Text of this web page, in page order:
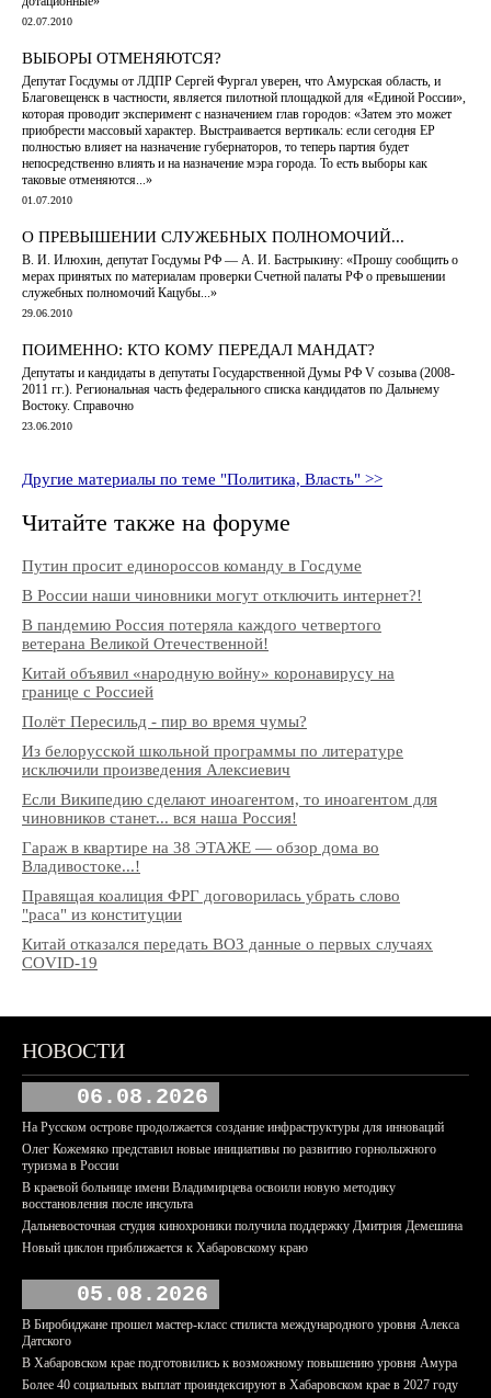
02.07.2010
ВЫБОРЫ ОТМЕНЯЮТСЯ?
Депутат Госдумы от ЛДПР Сергей Фургал уверен, что Амурская область, и
Благовещенск в частности, является пилотной площадкой для «Единой России»,
которая проводит эксперимент с назначением глав городов: «Затем это может
приобрести массовый характер. Выстраивается вертикаль: если сегодня ЕР
полностью влияет на назначение губернаторов, то теперь партия будет
непосредственно влиять и на назначение мэра города. То есть выборы как
таковые отменяются...»
01.07.2010
О ПРЕВЫШЕНИИ СЛУЖЕБНЫХ ПОЛНОМОЧИЙ...
В. И. Илюхин, депутат Госдумы РФ — А. И. Бастрыкину: «Прошу сообщить о
мерах принятых по материалам проверки Счетной палаты РФ о превышении
служебных полномочий Кацубы...»
29.06.2010
ПОИМЕННО: КТО КОМУ ПЕРЕДАЛ МАНДАТ?
Депутаты и кандидаты в депутаты Государственной Думы РФ V созыва (2008-
2011 гг.). Региональная часть федерального списка кандидатов по Дальнему
Востоку. Справочно
23.06.2010
Другие материалы по теме "Политика, Власть" >>
Читайте также на форуме
Путин просит единороссов команду в Госдуме
В России наши чиновники могут отключить интернет?!
В пандемию Россия потеряла каждого четвертого
ветерана Великой Отечественной!
Китай объявил «народную войну» коронавирусу на
границе с Россией
Полёт Пересильд - пир во время чумы?
Из белорусской школьной программы по литературе
исключили произведения Алексиевич
Если Википедию сделают иноагентом, то иноагентом для
чиновников станет... вся наша Россия!
Гараж в квартире на 38 ЭТАЖЕ — обзор дома во
Владивостоке...!
Правящая коалиция ФРГ договорилась убрать слово
"раса" из конституции
Китай отказался передать ВОЗ данные о первых случаях
COVID-19
НОВОСТИ
06.08.2026
На Русском острове продолжается создание инфраструктуры для инноваций
Олег Кожемяко представил новые инициативы по развитию горнолыжного
туризма в России
В краевой больнице имени Владимирцева освоили новую методику
восстановления после инсульта
Дальневосточная студия кинохроники получила поддержку Дмитрия Демешина
Новый циклон приближается к Хабаровскому краю
05.08.2026
В Биробиджане прошел мастер-класс стилиста международного уровня Алекса
Датского
В Хабаровском крае подготовились к возможному повышению уровня Амура
Более 40 социальных выплат проиндексируют в Хабаровском крае в 2027 году